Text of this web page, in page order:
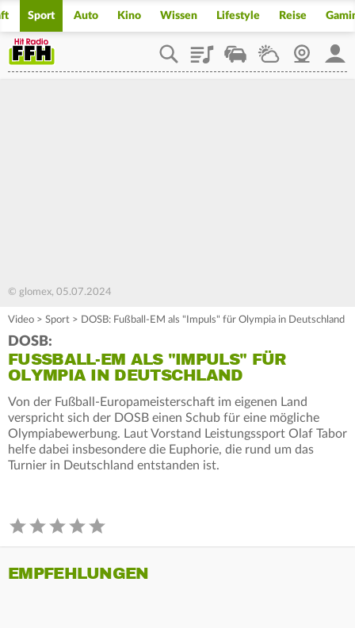
Sport Auto Kino Wissen Lifestyle Reise
PlaylistStaupilotWetterWebcam
© glomex, 05.07.2024
Video > Sport > DOSB: Fußball-EM als "Impuls" für Olympia in Deutschland
DOSB:
FUSSBALL-EM ALS "IMPULS" FÜR O
LYMPIA IN DEUTSCHLAND
Von der Fußball-Europameisterschaft im eigenen Land
verspricht sich der DOSB einen Schub für eine mögliche
Olympiabewerbung. Laut Vorstand Leistungssport Olaf Tabor
helfe dabei insbesondere die Euphorie, die rund um das
Turnier in Deutschland entstanden ist.
EMPFEHLUNGEN